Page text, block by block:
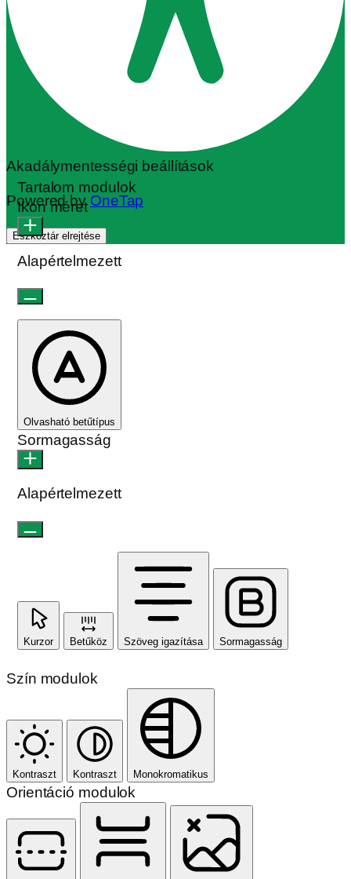
Akadálymentességi beállítások
Powered byOneTap
Eszköztár elrejtése
Tartalom modulok
Ikon méret
Alapértelmezett
Olvasható betűtípus
Sormagasság
Alapértelmezett
Kurzor Betűköz Szöveg igazítása Sormagasság
Szín modulok
Kontraszt Kontraszt Monokromatikus
Orientáció modulok